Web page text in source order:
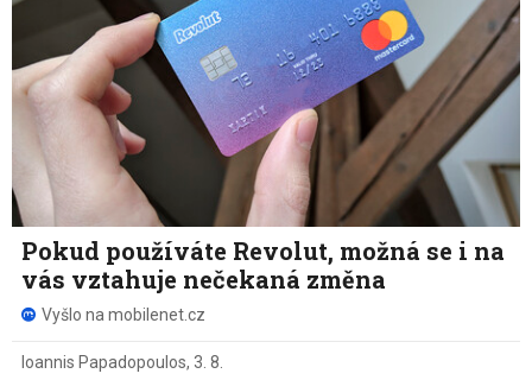
Pokud používáte Revolut, možná se i na
vás vztahuje nečekaná změna
Vyšlo na mobilenet.cz
Ioannis Papadopoulos, 3. 8.